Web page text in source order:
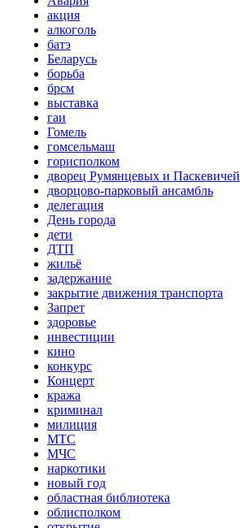
акция
алкоголь
батэ
Беларусь
борьба
брсм
выставка
гаи
Гомель
гомсельмаш
горисполком
дворец Румянцевых и Паскевичей
дворцово-парковый ансамбль
делегация
День города
дети
ДТП
жильё
задержание
закрытие движения транспорта
Запрет
здоровье
инвестиции
кино
конкурс
Концерт
кража
криминал
милиция
МТС
МЧС
наркотики
новый год
областная библиотека
облисполком